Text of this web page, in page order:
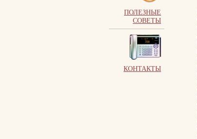
ПОЛЕЗНЫЕ
СОВЕТЫ
КОНТАКТЫ